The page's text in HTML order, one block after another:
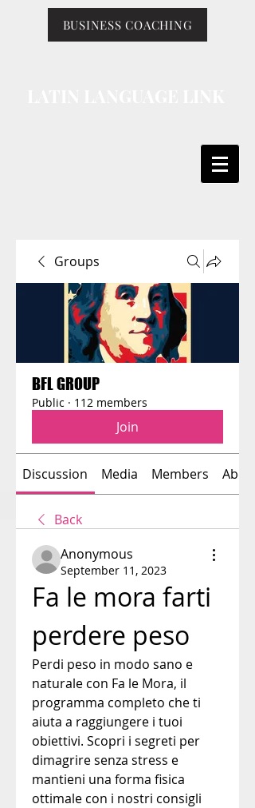
BUSINESS COACHING
Groups
BFL GROUP
Public · 112 members
Join
Discussion Media Members About
Back
Anonymous
September 11, 2023
Fa le mora farti
perdere peso
Perdi peso in modo sano e
naturale con Fa le Mora, il
programma completo che ti
aiuta a raggiungere i tuoi
obiettivi. Scopri i segreti per
dimagrire senza stress e
mantieni una forma fisica
ottimale con i nostri consigli